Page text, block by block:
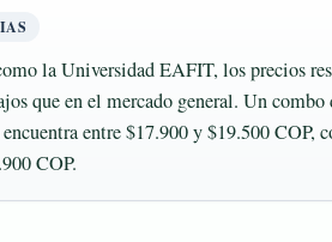
la Universidad EAFIT, los precios
que en el mercado general. Un combo
encuentra entre $17.900 y $19.500 COP,
COP.